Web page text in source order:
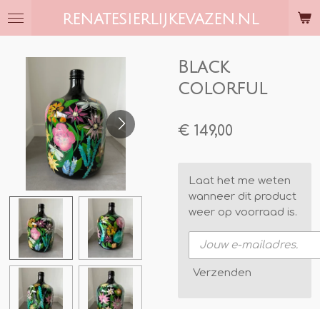
Ga
hoofdinhoud
RENATESIERLIJKEVAZEN.NL
Black
colorful
€ 149,00
Laat het me weten
wanneer dit product
weer op voorraad is.
Verzenden